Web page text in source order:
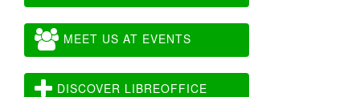
MEET US AT EVENTS
DISCOVER LIBREOFFICE